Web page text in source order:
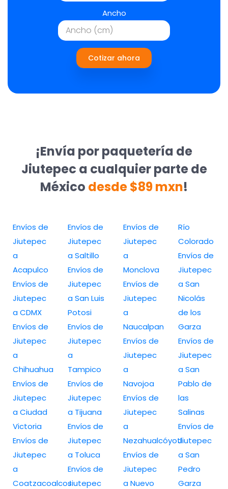
Ancho
Cotizar ahora
¡Envía por paquetería de
Jiutepec a cualquier parte de
México desde $89 mxn!
Envíos de
Jiutepec
a
Acapulco
Envíos de
Jiutepec
a CDMX
Envíos de
Jiutepec
a
Chihuahua
Envíos de
Jiutepec
a Ciudad
Victoria
Envíos de
Jiutepec
a
Coatzacoalcos
Envíos de
Jiutepec
a Saltillo
Envíos de
Jiutepec
a San Luis
Potosi
Envíos de
Jiutepec
a
Tampico
Envíos de
Jiutepec
a Tijuana
Envíos de
Jiutepec
a Toluca
Envíos de
Jiutepec
Envíos de
Jiutepec
a
Monclova
Envíos de
Jiutepec
a
Naucalpan
Envíos de
Jiutepec
a
Navojoa
Envíos de
Jiutepec
a
Nezahualcóyotl
Envíos de
Jiutepec
a Nuevo
Río
Colorado
Envíos de
Jiutepec
a San
Nicolás
de los
Garza
Envíos de
Jiutepec
a San
Pablo de
las
Salinas
Envíos de
Jiutepec
a San
Pedro
Garza